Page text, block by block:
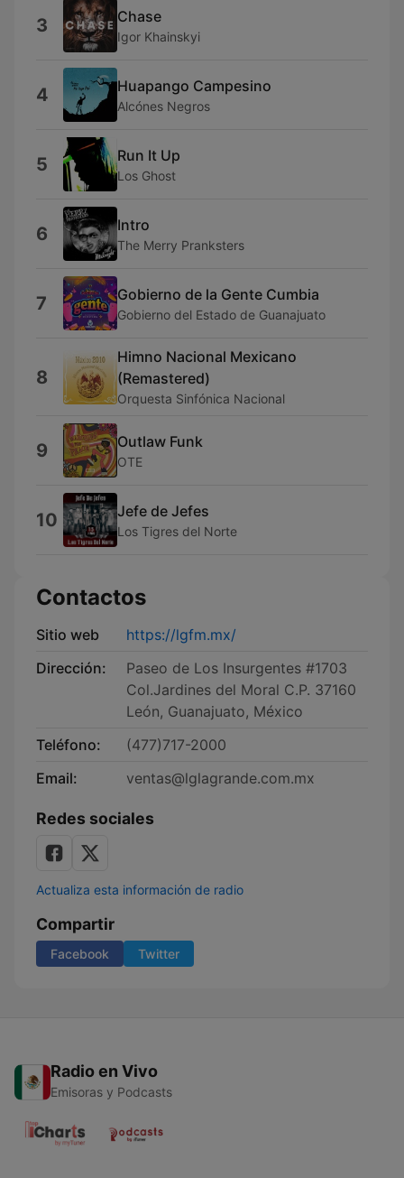
3 Chase
Igor Khainskyi
4 Huapango Campesino
Alcónes Negros
5 Run It Up
Los Ghost
6 Intro
The Merry Pranksters
7 Gobierno de la Gente Cumbia
Gobierno del Estado de Guanajuato
8
Himno Nacional Mexicano
(Remastered)
Orquesta Sinfónica Nacional
9 Outlaw Funk
OTE
10 Jefe de Jefes
Los Tigres del Norte
Contactos
Sitio web
https://lgfm.mx/
Dirección:
Paseo de Los Insurgentes #1703
Col.Jardines del Moral C.P. 37160
León, Guanajuato, México
Teléfono:
(477)717-2000
Email:
ventas@lglagrande.com.mx
Redes sociales
Actualiza esta información de radio
Compartir
Facebook Twitter
Radio en Vivo
Emisoras y Podcasts